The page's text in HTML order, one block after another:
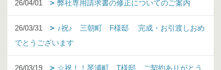
26/04/01 弊社専用請求書の修正についてのご案内
26/03/31
♪祝♪ 三朝町 F様邸 完成・お引渡しおめ
でとうございます
26/03/19
☆祝！！琴浦町 T様邸 ご契約ありがとう